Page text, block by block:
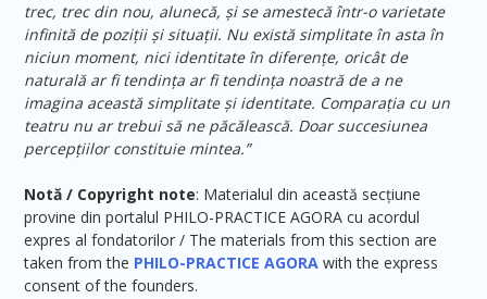
trec, trec din nou, alunecă, și se amestecă într-o varietate
infinită de poziții și situații. Nu există simplitate în asta în
niciun moment, nici identitate în diferențe, oricât de
naturală ar fi tendința ar fi tendința noastră de a ne
imagina această simplitate și identitate. Comparația cu un
teatru nu ar trebui să ne păcălească. Doar succesiunea
percepțiilor constituie mintea.”
Notă / Copyright note: Materialul din această secțiune
provine din portalul PHILO-PRACTICE AGORA cu acordul
expres al fondatorilor / The materials from this section are
taken from the PHILO-PRACTICE AGORA with the express
consent of the founders.